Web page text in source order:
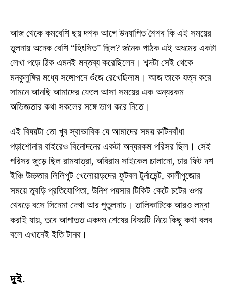
আজ থেকে কমবেশি ছয় দশক আগে উদযাপিত শৈশব কি এই সময়ের
তুলনায় অনেক বেশি “হিংসিত” ছিল? জনৈক পাঠক এই অধমের একটা
লেখা পড়ে ঠিক এমনই মন্তব্য করেছিলেন। শব্দটা সেই থেকে
মনকুলুঙ্গির মধ্যে সঙ্গোপনে গুঁজে রেখেছিলাম। আজ তাকে যত্ন করে
সামনে আনছি আমাদের ফেলে আসা সময়ের এক অন্যরকম
অভিজ্ঞতার কথা সকলের সঙ্গে ভাগ করে নিতে।
এই বিষয়টা তো খুব স্বাভাবিক যে আমাদের সময় রুটিনবাঁধা
পড়াশোনার বাইরেও বিনোদনের একটা অন্যরকম পরিসর ছিল। সেই
পরিসর জুড়ে ছিল রামযাত্রা, অবিরাম সাইকেল চালানো, চার ফিট দশ
ইঞ্চি উচ্চতার লিলিপুট খেলোয়াড়দের ফুটবল টুর্নামেন্ট, কালীপুজোর
সময়ে তুবড়ি প্রতিযোগিতা, উনিশ পয়সার টিকিট কেটে চটের ওপর
থেবড়ে বসে সিনেমা দেখা আর পুতুলনাচ। তালিকাটিকে আরও লম্বা
করাই যায়, তবে আপাতত একদম শেষের বিষয়টি নিয়ে কিছু কথা বলব
বলে এখানেই ইতি টানব।
দুই.